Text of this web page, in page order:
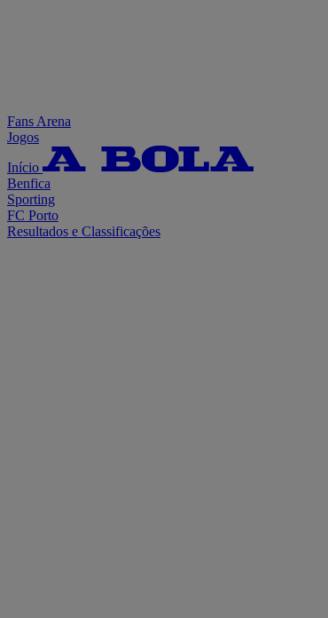
Fans Arena
Jogos
Início
Benfica
Sporting
FC Porto
Resultados e Classificações